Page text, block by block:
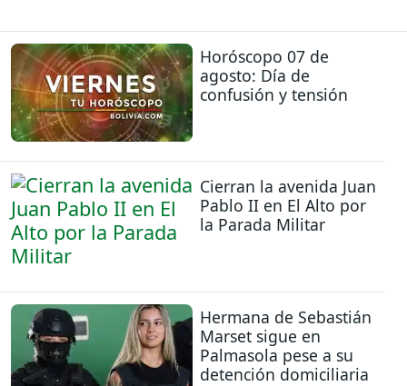
Horóscopo 07 de
agosto: Día de
confusión y tensión
Cierran la avenida Juan
Pablo II en El Alto por
la Parada Militar
Hermana de Sebastián
Marset sigue en
Palmasola pese a su
detención domiciliaria